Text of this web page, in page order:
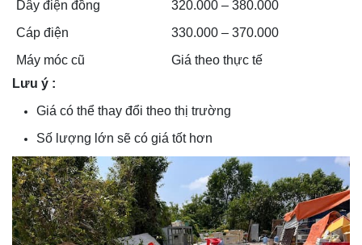
Dây điện đồng
320.000 – 380.000
Cáp điện
330.000 – 370.000
Máy móc cũ
Giá theo thực tế
Lưu ý :
Giá có thể thay đổi theo thị trường
Số lượng lớn sẽ có giá tốt hơn